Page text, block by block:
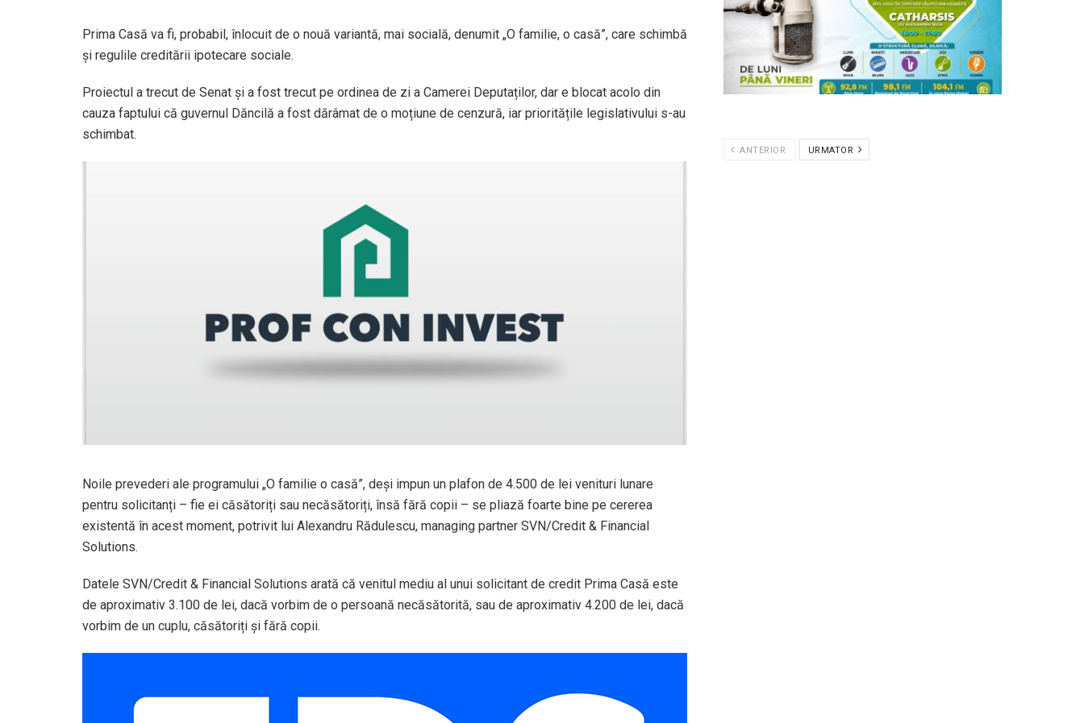
Prima Casă va fi, probabil, înlocuit de o nouă variantă, mai socială, denumit „O familie, o casă”, care schimbă
și regulile creditării ipotecare sociale.
Proiectul a trecut de Senat și a fost trecut pe ordinea de zi a Camerei Deputaților, dar e blocat acolo din
cauza faptului că guvernul Dăncilă a fost dărâmat de o moțiune de cenzură, iar prioritățile legislativului s-au
schimbat.
Noile prevederi ale programului „O familie o casă”, deși impun un plafon de 4.500 de lei venituri lunare
pentru solicitanți – fie ei căsătoriți sau necăsătoriți, însă fără copii – se pliază foarte bine pe cererea
existentă în acest moment, potrivit lui Alexandru Rădulescu, managing partner SVN/Credit & Financial
Solutions.
Datele SVN/Credit & Financial Solutions arată că venitul mediu al unui solicitant de credit Prima Casă este
de aproximativ 3.100 de lei, dacă vorbim de o persoană necăsătorită, sau de aproximativ 4.200 de lei, dacă
vorbim de un cuplu, căsătoriți și fără copii.
ANTERIOR URMATOR